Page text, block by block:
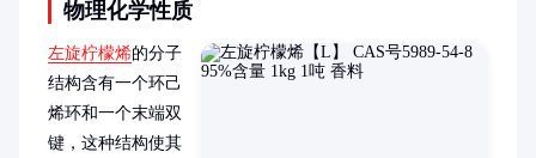
物理化学性质
左旋柠檬烯的分子
结构含有一个环己
烯环和一个末端双
键，这种结构使其